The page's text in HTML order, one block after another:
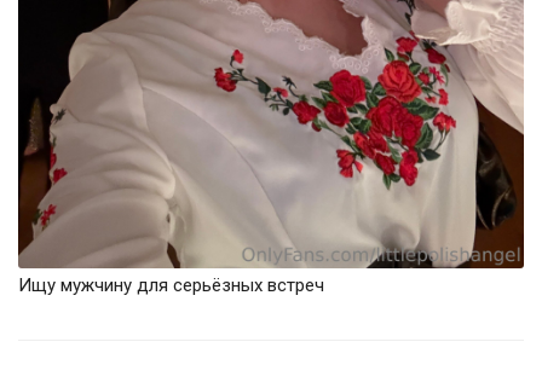
Ищу мужчину для серьёзных встреч